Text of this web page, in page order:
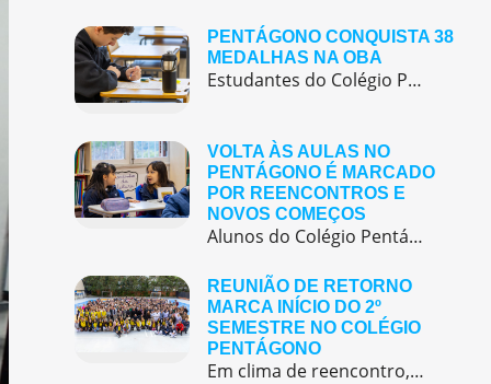
PENTÁGONO CONQUISTA 38
MEDALHAS NA OBA
Estudantes do Colégio Pentágono conquistam excelente resultado na Olimpíada Brasileira de Astronomia e Astronáutica (OBA) 2025, somando 38 medalhas.
VOLTA ÀS AULAS NO
PENTÁGONO É MARCADO
POR REENCONTROS E
NOVOS COMEÇOS
Alunos do Colégio Pentágono retornaram às aulas trazendo o entusiasmo dos reencontros e o desejo de seguir aprendendo com significado.
REUNIÃO DE RETORNO
MARCA INÍCIO DO 2º
SEMESTRE NO COLÉGIO
PENTÁGONO
Em clima de reencontro, a equipe pedagógica participou da abertura do semestre letivo com treinamentos e simulação de emergência